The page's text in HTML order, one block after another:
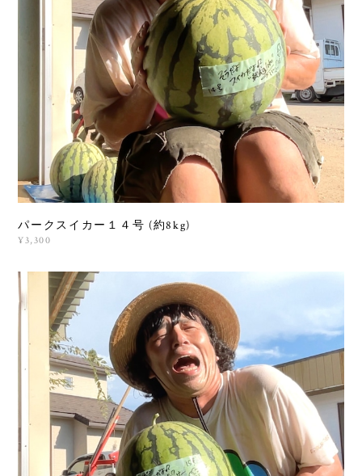
パークスイカー１４号 (約8kg)
¥3,300